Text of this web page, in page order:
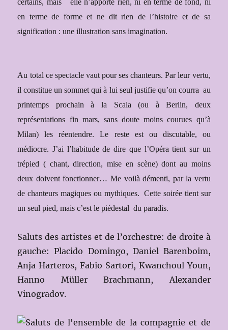
certains, mais
elle n’apporte rien, ni en terme de fond, ni
en terme de forme et ne dit rien de l’histoire et de sa
signification : une illustration sans imagination.
Au total ce spectacle vaut pour ses chanteurs. Par leur vertu,
il constitue un sommet qui à lui seul justifie qu’on courra au
printemps prochain à la Scala (ou à Berlin, deux
représentations fin mars, sans doute moins courues qu’à
Milan) les réentendre. Le reste est ou discutable, ou
médiocre. J’ai l’habitude de dire que l’Opéra tient sur un
trépied ( chant, direction, mise en scène) dont au moins
deux doivent fonctionner… Me voilà démenti, par la vertu
de chanteurs magiques ou mythiques.
Cette soirée tient sur
un seul pied, mais c’est le piédestal du paradis.
Saluts des artistes et de l’orchestre: de droite à
gauche: Placido Domingo, Daniel Barenboim,
Anja Harteros, Fabio Sartori, Kwanchoul Youn,
Hanno Müller Brachmann, Alexander
Vinogradov.